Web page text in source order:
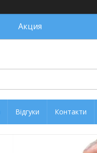
Акция
Відгуки Контакти